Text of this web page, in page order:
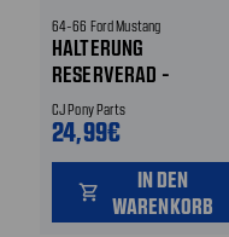
64-66 Ford Mustang
HALTERUNG
RESERVERAD -
BEFESTIGUNGSBLECH
CJ Pony Parts
24,99€
shopping_cart
IN DEN
WARENKORB